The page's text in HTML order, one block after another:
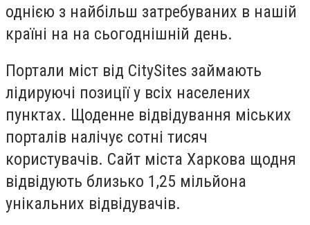
однією з найбільш затребуваних в нашій
країні на на сьогоднішній день.
Портали міст від CitySites займають
лідируючі позиції у всіх населених
пунктах. Щоденне відвідування міських
порталів налічує сотні тисяч
користувачів. Сайт міста Харкова щодня
відвідують близько 1,25 мільйона
унікальних відвідувачів.